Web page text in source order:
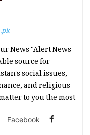
News "Alert News
source for
social issues,
and religious
to you the most."
Facebook